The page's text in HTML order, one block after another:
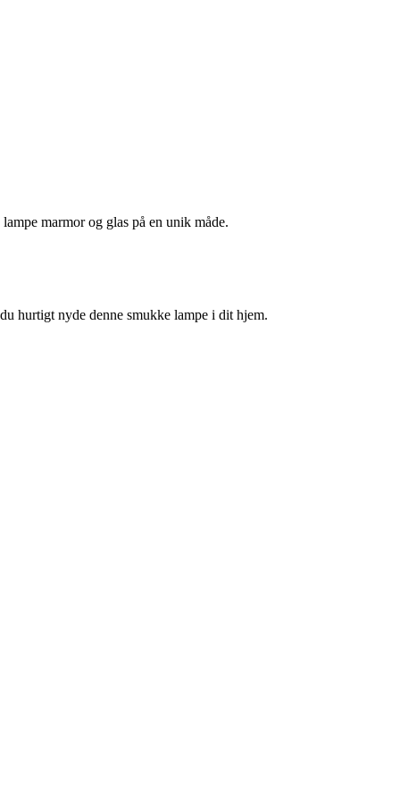
marmor og glas på en unik måde.
hurtigt nyde denne smukke lampe i dit hjem.